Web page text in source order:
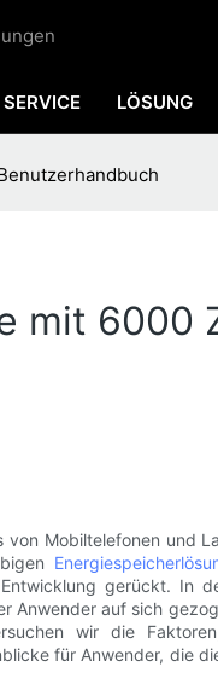
SERVICE LÖSUNG
mit 6000
von Mobiltelefonen und
gerückt. In
Anwender auf sich
wir die
für Anwender, die